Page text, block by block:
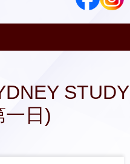
STUDY
一日)